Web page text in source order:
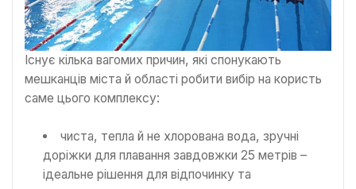
Існує кілька вагомих причин, які спонукають
мешканців міста й області робити вибір на користь
саме цього комплексу:
чиста, тепла й не хлорована вода, зручні
доріжки для плавання завдовжки 25 метрів –
ідеальне рішення для відпочинку та